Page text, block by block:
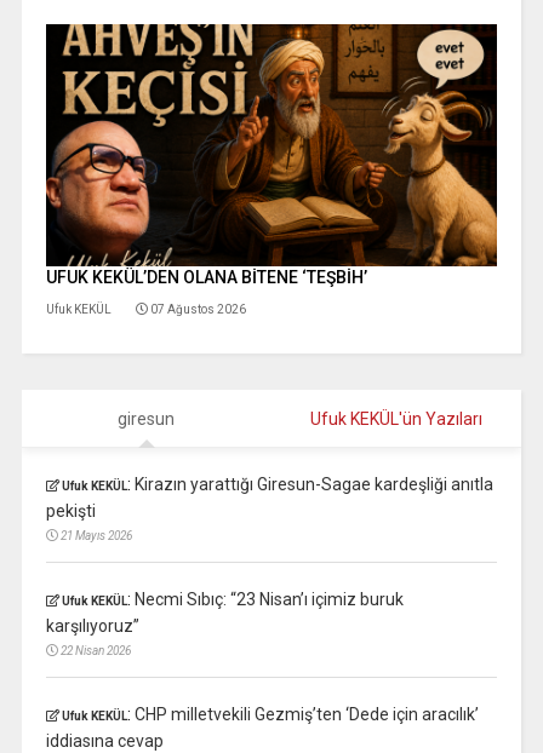
UFUK KEKÜL’DEN OLANA BİTENE ‘TEŞBİH’
Ufuk KEKÜL 07 Ağustos 2026
giresun Ufuk KEKÜL'ün Yazıları
Ufuk KEKÜL: Kirazın yarattığı Giresun-Sagae kardeşliği anıtla
pekişti
21 Mayıs 2026
Ufuk KEKÜL: Necmi Sıbıç: “23 Nisan’ı içimiz buruk
karşılıyoruz”
22 Nisan 2026
Ufuk KEKÜL: CHP milletvekili Gezmiş’ten ‘Dede için aracılık’
iddiasına cevap